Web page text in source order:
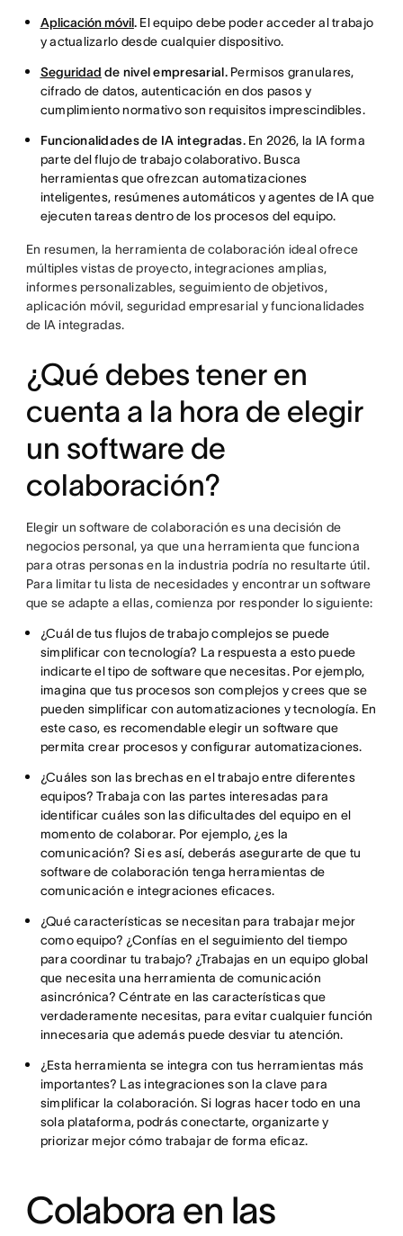
Aplicación móvil.El equipo debe poder acceder al trabajo
y actualizarlo desde cualquier dispositivo.
Seguridad de nivel empresarial.Permisos granulares,
cifrado de datos, autenticación en dos pasos y
cumplimiento normativo son requisitos imprescindibles.
Funcionalidades de IA integradas.En 2026, la IA forma
parte del flujo de trabajo colaborativo. Busca
herramientas que ofrezcan automatizaciones
inteligentes, resúmenes automáticos y agentes de IA que
ejecuten tareas dentro de los procesos del equipo.
En resumen, la herramienta de colaboración ideal ofrece
múltiples vistas de proyecto, integraciones amplias,
informes personalizables, seguimiento de objetivos,
aplicación móvil, seguridad empresarial y funcionalidades
de IA integradas.
¿Qué debes tener en
cuenta a la hora de elegir
un software de
colaboración?
Elegir un software de colaboración es una decisión de
negocios personal, ya que una herramienta que funciona
para otras personas en la industria podría no resultarte útil.
Para limitar tu lista de necesidades y encontrar un software
que se adapte a ellas, comienza por responder lo siguiente:
¿Cuál de tus flujos de trabajo complejos se puede
simplificar con tecnología? La respuesta a esto puede
indicarte el tipo de software que necesitas. Por ejemplo,
imagina que tus procesos son complejos y crees que se
pueden simplificar con automatizaciones y tecnología. En
este caso, es recomendable elegir un software que
permita crear procesos y configurar automatizaciones.
¿Cuáles son las brechas en el trabajo entre diferentes
equipos? Trabaja con las partes interesadas para
identificar cuáles son las dificultades del equipo en el
momento de colaborar. Por ejemplo, ¿es la
comunicación? Si es así, deberás asegurarte de que tu
software de colaboración tenga herramientas de
comunicación e integraciones eficaces.
¿Qué características se necesitan para trabajar mejor
como equipo? ¿Confías en el seguimiento del tiempo
para coordinar tu trabajo? ¿Trabajas en un equipo global
que necesita una herramienta de comunicación
asincrónica? Céntrate en las características que
verdaderamente necesitas, para evitar cualquier función
innecesaria que además puede desviar tu atención.
¿Esta herramienta se integra con tus herramientas más
importantes? Las integraciones son la clave para
simplificar la colaboración. Si logras hacer todo en una
sola plataforma, podrás conectarte, organizarte y
priorizar mejor cómo trabajar de forma eficaz.
Colabora en las